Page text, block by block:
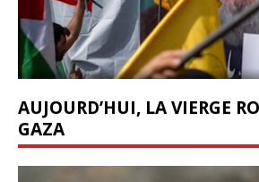
AUJOURD’HUI, LA VIERGE
GAZA